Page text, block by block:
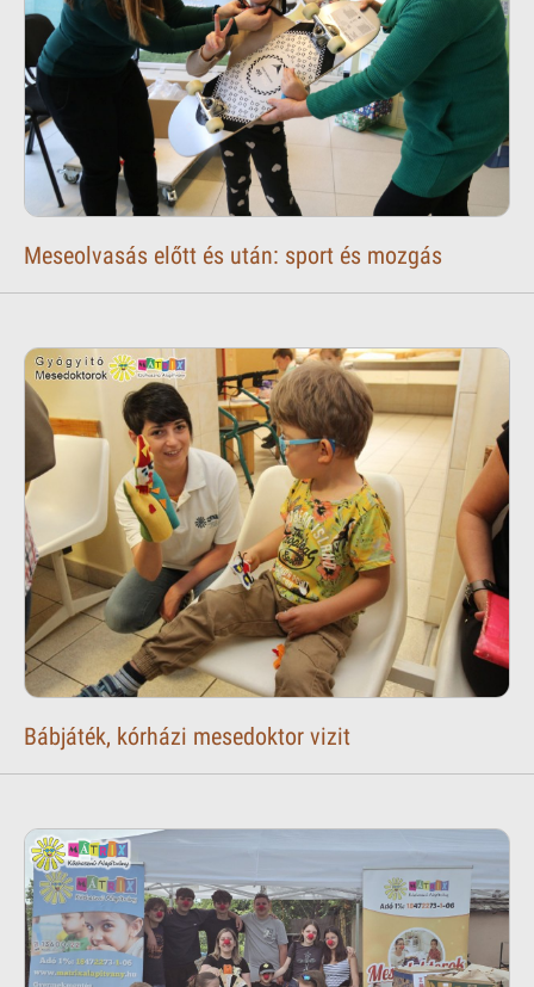
Meseolvasás előtt és után: sport és mozgás
Bábjáték, kórházi mesedoktor vizit